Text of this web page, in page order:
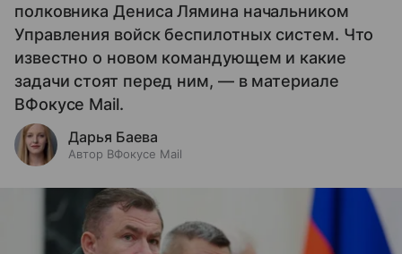
полковника Дениса Лямина начальником
Управления войск беспилотных систем. Что
известно о новом командующем и какие
задачи стоят перед ним, — в материале
ВФокусе Mail.
Дарья Баева
Автор ВФокусе Mail